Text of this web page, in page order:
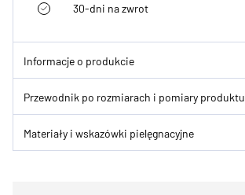
30-dni na zwrot
Informacje o produkcie
Przewodnik po rozmiarach i pomiary produktu
Materiały i wskazówki pielęgnacyjne